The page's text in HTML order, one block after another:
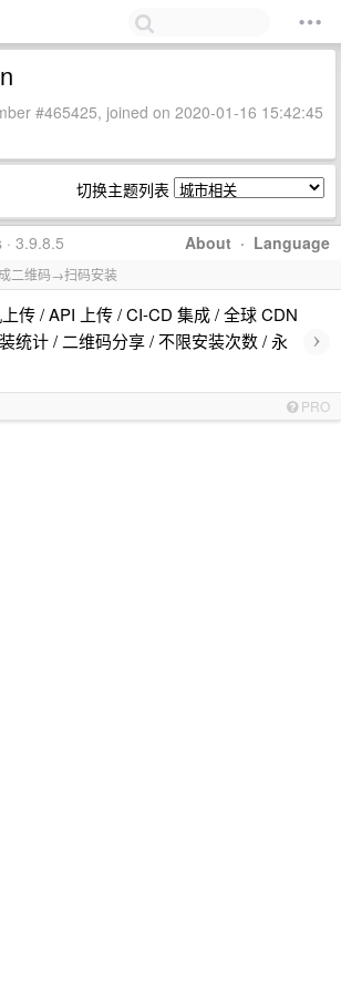
#465425, joined on 2020-01-16 15:42:45
切换主题列表
About · Language
3.9.8.5
二维码→扫码安装
传 / API 上传 / CI-CD 集成 / 全球 CDN
统计 / 二维码分享 / 不限安装次数 / 永
›
PRO